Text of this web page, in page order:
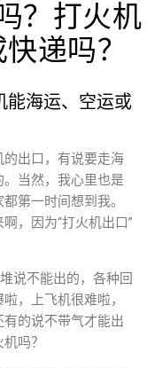
？打火机
递吗？
能海运、空运或
出口，有说要走海
当然，我心里也是
第一时间想到我。
，因为“打火机出口”
说不能出的，各种回
，上飞机很难啦，
的说不带气才能出
吗？